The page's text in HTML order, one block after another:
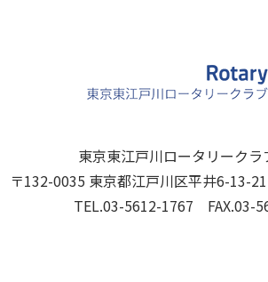
東京東江戸川ロータリークラ
〒132-0035 東京都江戸川区平井6-13-
TEL.03-5612-1767 FAX.03-